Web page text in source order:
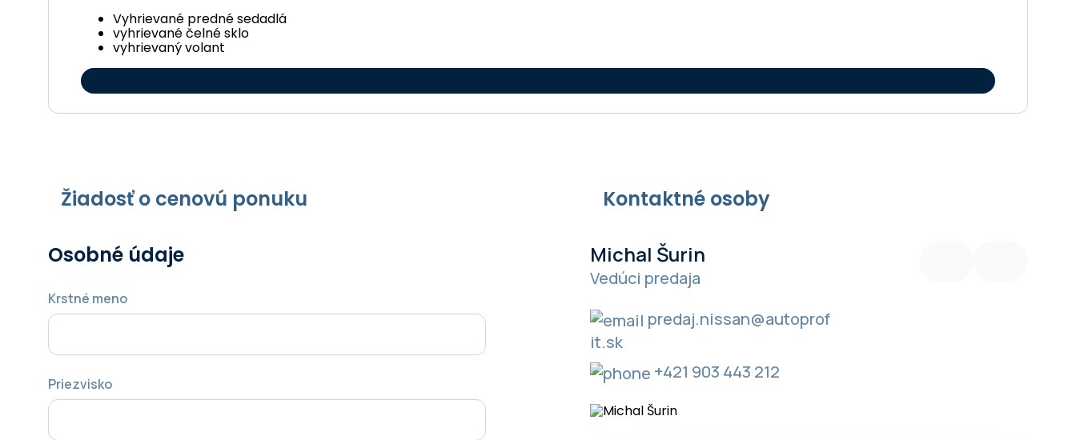
Vyhrievané predné sedadlá
vyhrievané čelné sklo
vyhrievaný volant
Žiadosť o cenovú ponuku
Osobné údaje
Krstné meno
Priezvisko
Kontaktné osoby
Michal Šurin
Vedúci predaja
predaj.nissan@autoprof
it.sk
+421 903 443 212